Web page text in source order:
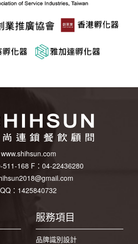
www.shihsun.com
511-168 F： 04-22436280
QQ：1425840732
服務項目
品牌識別設計